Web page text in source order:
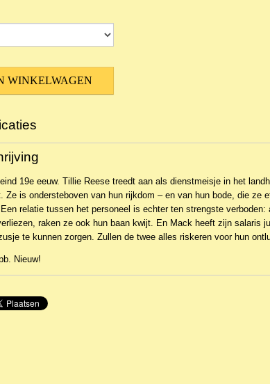
WINKELWAGEN
19e eeuw. Tillie Reese treedt aan als dienstmeisje in het
Ze is ondersteboven van hun rijkdom – en van hun bode, die ze
relatie tussen het personeel is echter ten strengste
raken ze ook hun baan kwijt. En Mack heeft zijn salaris
te kunnen zorgen. Zullen de twee alles riskeren voor hun
Nieuw!